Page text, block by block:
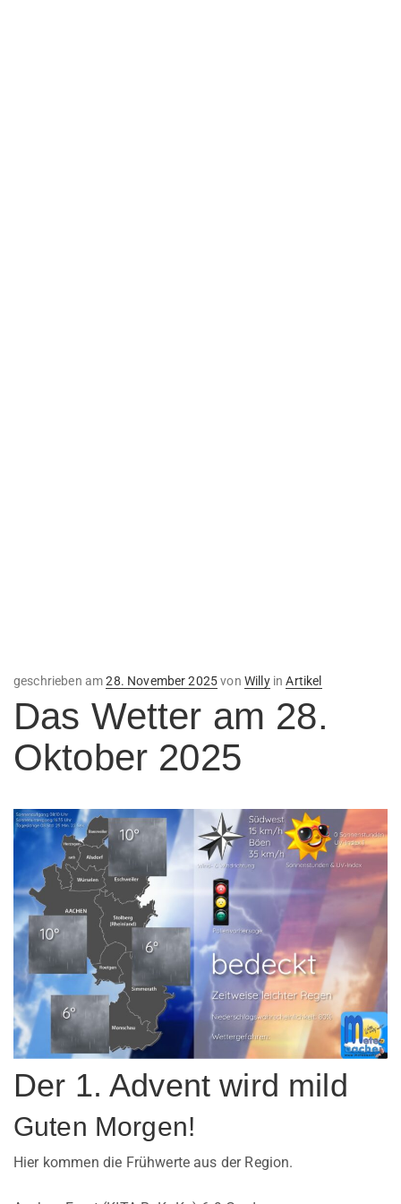
geschrieben amVeröffentlicht
am
28. November 2025von WillyinArtikel
Das Wetter am 28.
Oktober 2025
Der 1. Advent wird mild
Guten Morgen!
Hier kommen die Frühwerte aus der Region.